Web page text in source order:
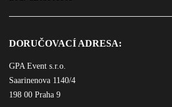
DORUČOVACÍ ADRESA:
GPA Event s.r.o.
Saarinenova 1140/4
198 00 Praha 9